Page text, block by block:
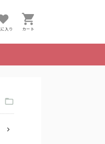
入り カート